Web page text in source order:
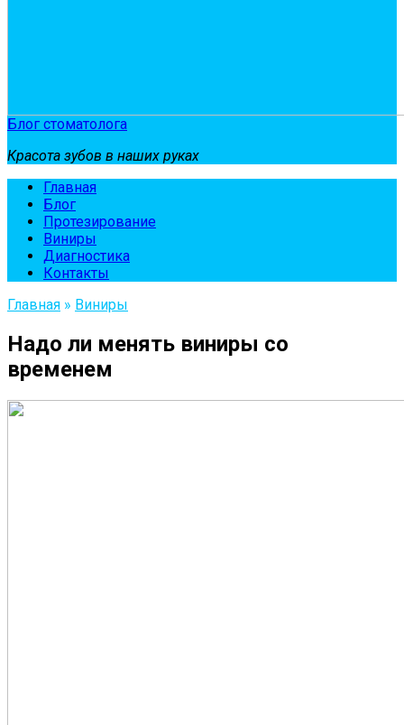
Блог стоматолога
Красота зубов в наших руках
Главная
Блог
Протезирование
Виниры
Диагностика
Контакты
Главная » Виниры
Надо ли менять виниры со
временем